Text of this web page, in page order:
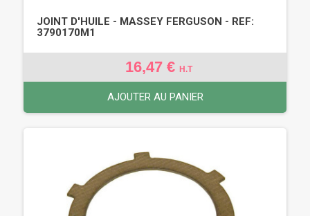
JOINT D'HUILE - MASSEY FERGUSON - REF:
3790170M1
16,47 € H.T
AJOUTER AU PANIER